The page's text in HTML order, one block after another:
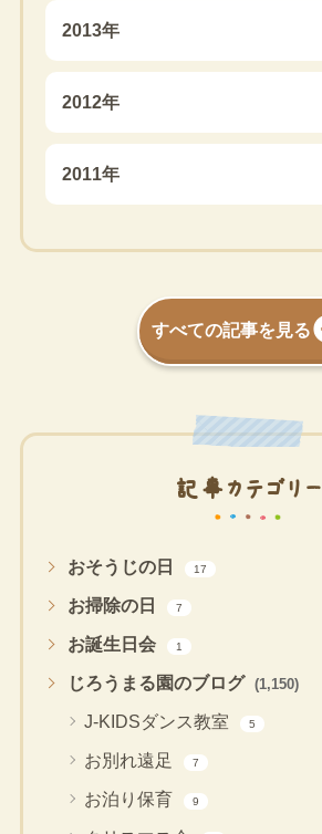
2013年
2012年
2011年
すべての記事を見る
記事カテゴリー
おそうじの日 17
お掃除の日 7
お誕生日会 1
じろうまる園のブログ (1,150)
J-KIDSダンス教室 5
お別れ遠足 7
お泊り保育 9